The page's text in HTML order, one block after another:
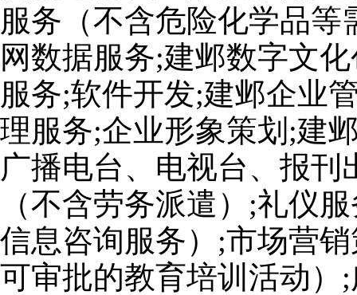
服务（不含危险化学品
网数据服务;建邺数字文
服务;软件开发;建邺企业
理服务;企业形象策划;建
广播电台、电视台、报
（不含劳务派遣）;礼仪
信息咨询服务）;市场营
可审批的教育培训活动）